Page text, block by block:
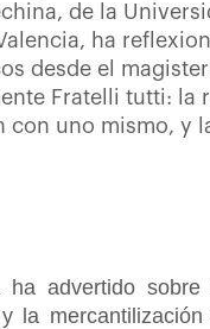
de la
ha
desde el
Fratelli tutti: la
con uno mismo, y
ha advertido
la